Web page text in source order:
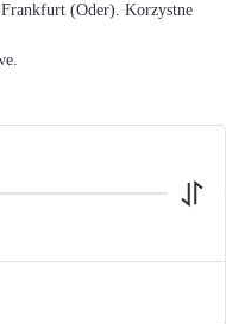
(Oder). Korzystne